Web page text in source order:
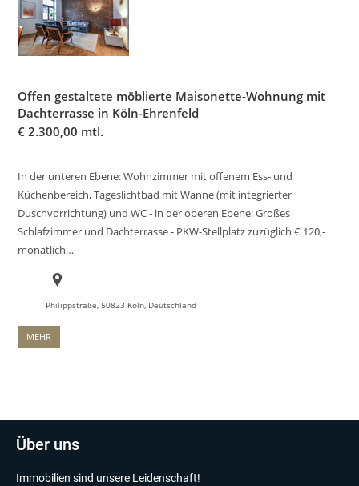
Offen gestaltete möblierte Maisonette-Wohnung mit
Dachterrasse in Köln-Ehrenfeld
€ 2.300,00 mtl.
In der unteren Ebene: Wohnzimmer mit offenem Ess- und
Küchenbereich, Tageslichtbad mit Wanne (mit integrierter
Duschvorrichtung) und WC - in der oberen Ebene: Großes
Schlafzimmer und Dachterrasse - PKW-Stellplatz zuzüglich € 120,-
monatlich…
Philippstraße, 50823 Köln, Deutschland
MEHR
Über uns
Immobilien sind unsere Leidenschaft!